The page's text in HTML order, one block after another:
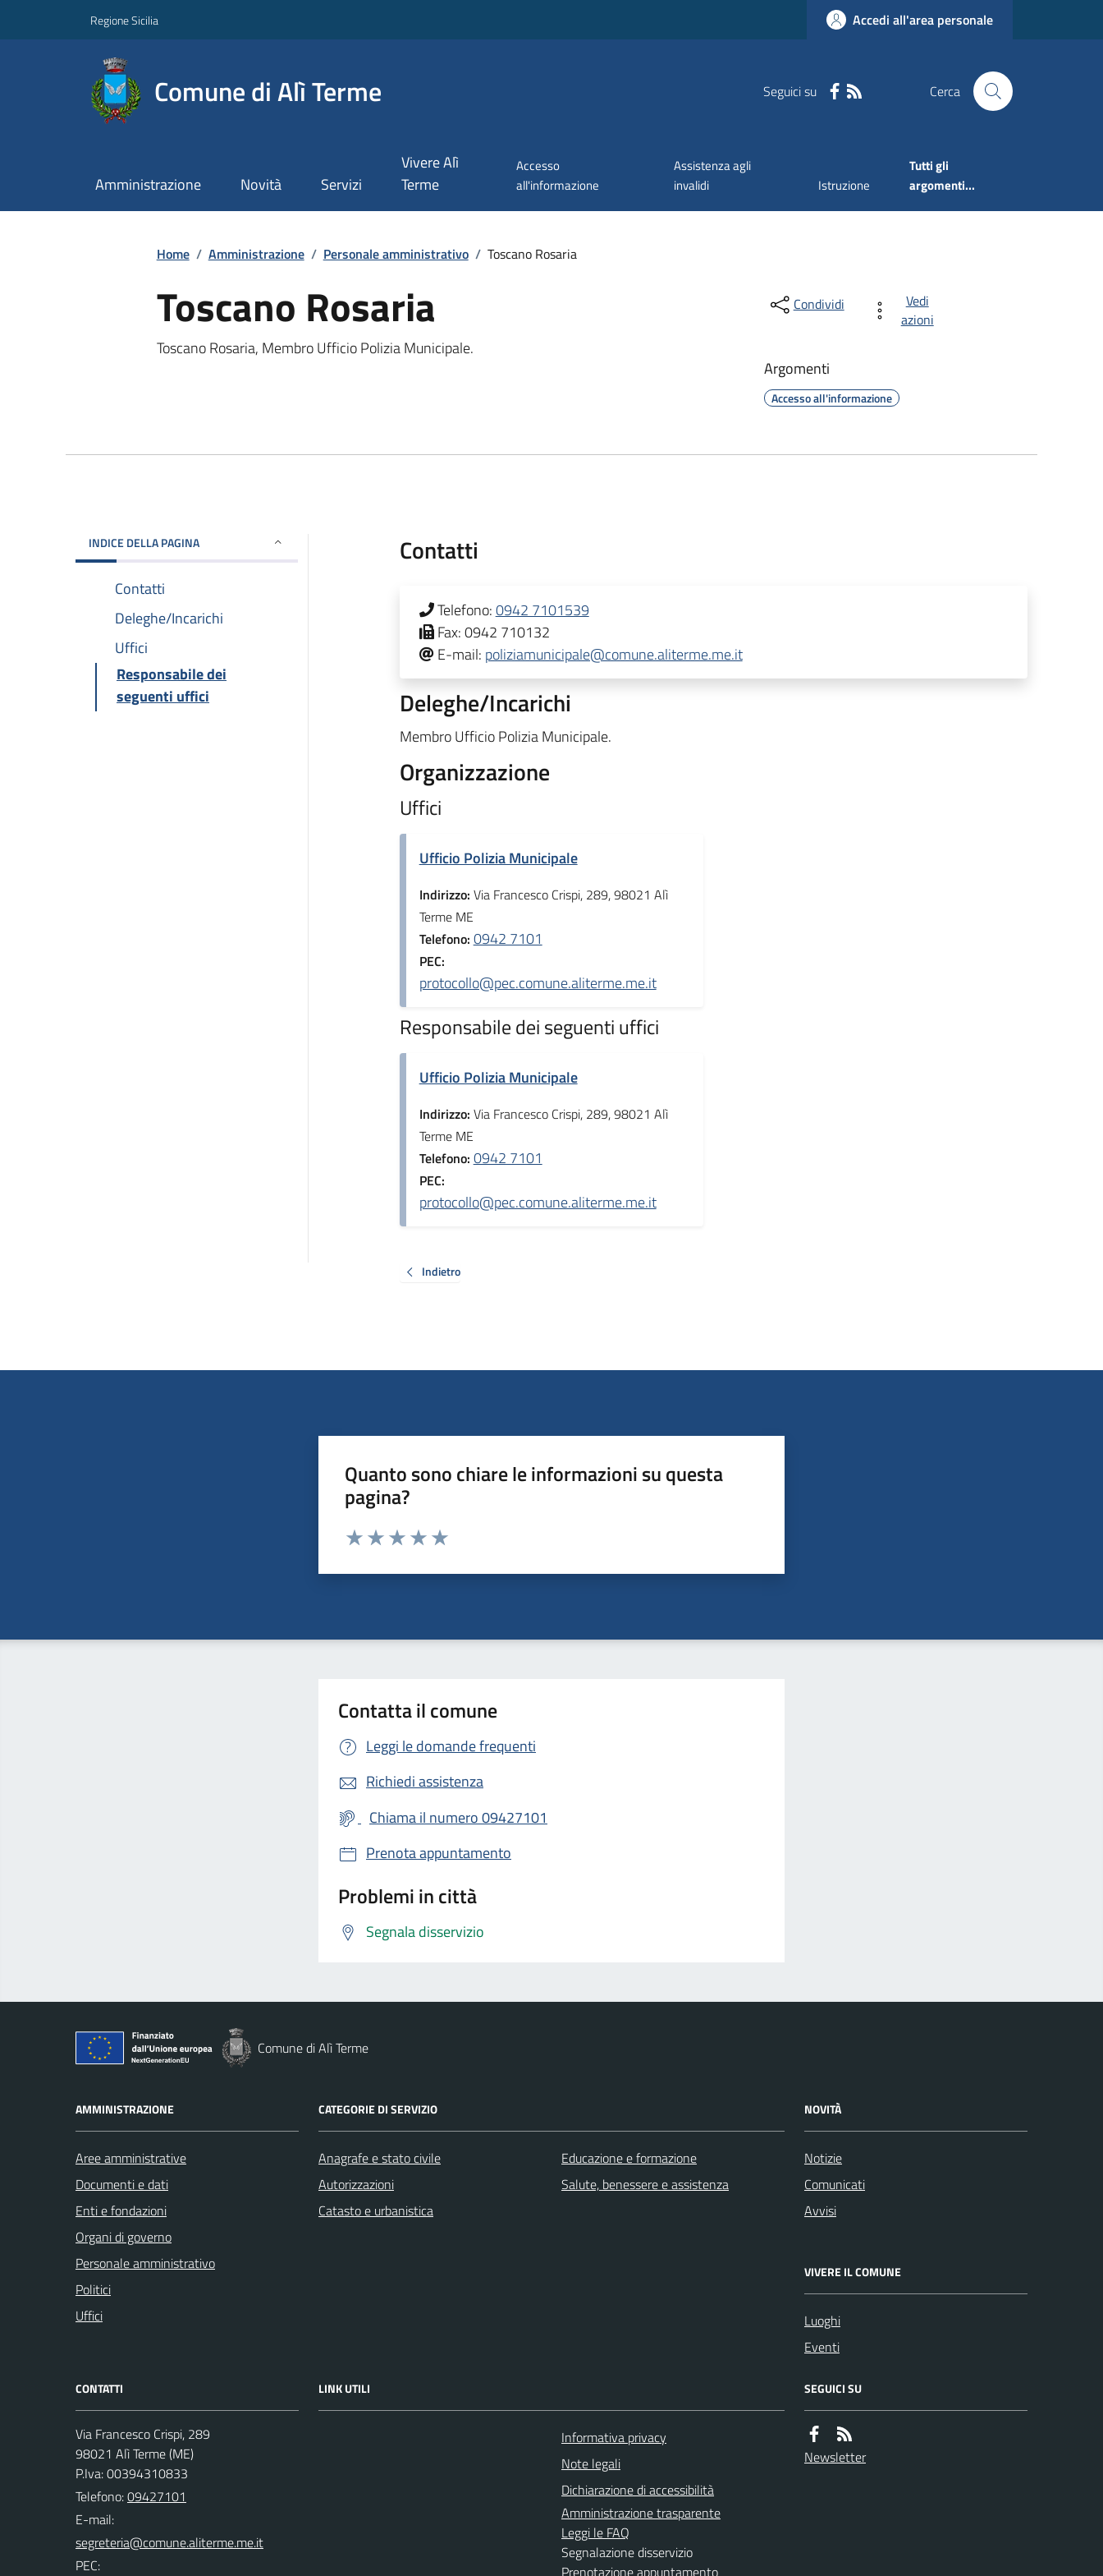
Regione Sicilia Accedi all'area personale
Comune di Alì Terme Seguici su Cerca
Amministrazione Novità Servizi
Vivere Alì
Terme
Accesso
all'informazione
Assistenza agli
invalidi
Istruzione
Tutti gli
argomenti...
Home / Amministrazione / Personale amministrativo / Toscano Rosaria
Toscano Rosaria
Toscano Rosaria, Membro Ufficio Polizia Municipale.
Condividi
Vedi
azioni
Argomenti
Accesso all'informazione
INDICE DELLA PAGINA
Contatti
Deleghe/Incarichi
Uffici
Responsabile dei
seguenti uffici
Contatti
Telefono:0942 7101539
Fax:0942 710132
E-mail: poliziamunicipale@comune.aliterme.me.it
Deleghe/Incarichi
Membro Ufficio Polizia Municipale.
Organizzazione
Uffici
Ufficio Polizia Municipale
Indirizzo: Via Francesco Crispi, 289, 98021 Alì
Terme ME
Telefono: 0942 7101
PEC:
protocollo@pec.comune.aliterme.me.it
Responsabile dei seguenti uffici
Ufficio Polizia Municipale
Indirizzo: Via Francesco Crispi, 289, 98021 Alì
Terme ME
Telefono: 0942 7101
PEC:
protocollo@pec.comune.aliterme.me.it
Indietro
Quanto sono chiare le informazioni su questa
pagina?
Valuta da 1 a 5 stelle la pagina
Contatta il comune
Leggi le domande frequenti
Richiedi assistenza
Chiama il numero 09427101
Prenota appuntamento
Problemi in città
Segnala disservizio
Comune di Alì Terme
AMMINISTRAZIONE
Aree amministrative
Documenti e dati
Enti e fondazioni
Organi di governo
Personale amministrativo
Politici
Uffici
CATEGORIE DI SERVIZIO
Anagrafe e stato civile
Autorizzazioni
Catasto e urbanistica
Educazione e formazione
Salute, benessere e assistenza
NOVITÀ
Notizie
Comunicati
Avvisi
VIVERE IL COMUNE
Luoghi
Eventi
CONTATTI
Via Francesco Crispi, 289
98021 Alì Terme (ME)
P.Iva: 00394310833
Telefono:09427101
E-mail:
PEC:
LINK UTILI
Informativa privacy
Note legali
Dichiarazione di accessibilità
Amministrazione trasparente
Leggi le FAQ
Segnalazione disservizio
Prenotazione appuntamento
SEGUICI SU
Newsletter